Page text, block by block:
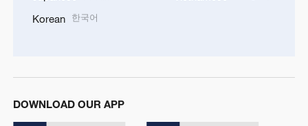
Korean 한국어
DOWNLOAD OUR APP